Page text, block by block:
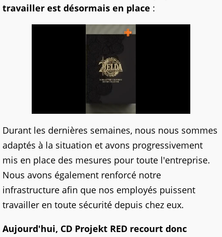
travailler est désormais en place :
Durant les dernières semaines, nous nous sommes
adaptés à la situation et avons progressivement
mis en place des mesures pour toute l'entreprise.
Nous avons également renforcé notre
infrastructure afin que nos employés puissent
travailler en toute sécurité depuis chez eux.
Aujourd'hui, CD Projekt RED recourt donc